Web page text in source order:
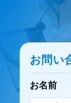
お問い
お名前